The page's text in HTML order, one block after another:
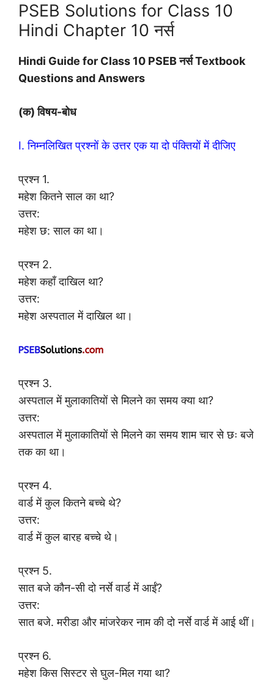
PSEB Solutions for Class 10
Hindi Chapter 10 नर्स
Hindi Guide for Class 10 PSEB नर्स Textbook
Questions and Answers
(क) विषय-बोध
I. निम्नलिखित प्रश्नों के उत्तर एक या दो पंक्तियों में दीजिए
प्रश्न 1.
महेश कितने साल का था?
उत्तर:
महेश छ: साल का था।
प्रश्न 2.
महेश कहाँ दाखिल था?
उत्तर:
महेश अस्पताल में दाखिल था।
प्रश्न 3.
अस्पताल में मुलाकातियों से मिलने का समय क्या था?
उत्तर:
अस्पताल में मुलाकातियों से मिलने का समय शाम चार से छः बजे
तक का था।
प्रश्न 4.
वार्ड में कुल कितने बच्चे थे?
उत्तर:
वार्ड में कुल बारह बच्चे थे।
प्रश्न 5.
सात बजे कौन-सी दो नर्से वार्ड में आईं?
उत्तर:
सात बजे. मरीडा और मांजरेकर नाम की दो नर्से वार्ड में आई थीं।
प्रश्न 6.
महेश किस सिस्टर से घुल-मिल गया था?